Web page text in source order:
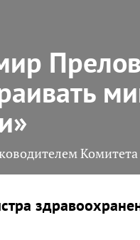
Комитета